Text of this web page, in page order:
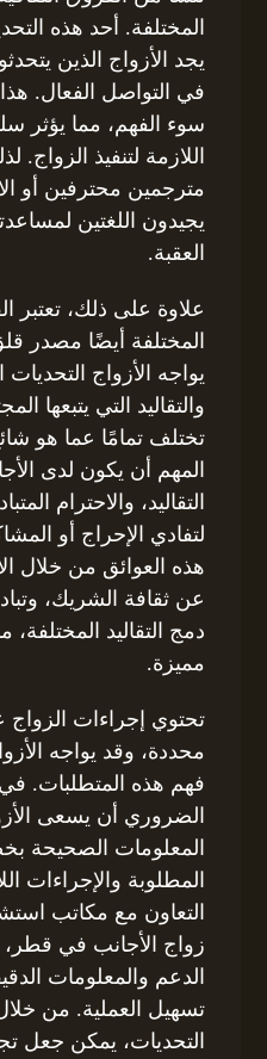
المختلفة. أحد هذه
يجد الأزواج الذين
في التواصل الفعال.
سوء الفهم، مما يؤثر
اللازمة لتنفيذ الزواج.
مترجمين محترفين أو
يجيدون اللغتين
العقبة.
علاوة على ذلك، تعتبر
المختلفة أيضًا مصدر
يواجه الأزواج التحديات
والتقاليد التي يتبعها
تختلف تمامًا عما هو
المهم أن يكون لدى
التقاليد، والاحترام
لتفادي الإحراج أو
هذه العوائق من خلال
عن ثقافة الشريك،
دمج التقاليد
مميزة.
تحتوي إجراءات الزواج
محددة، وقد يواجه
فهم هذه المتطلبات.
الضروري أن يسعى
المعلومات الصحيحة
المطلوبة والإجراءات
التعاون مع مكاتب
زواج الأجانب في
الدعم والمعلومات
تسهيل العملية. من
التحديات، يمكن جعل